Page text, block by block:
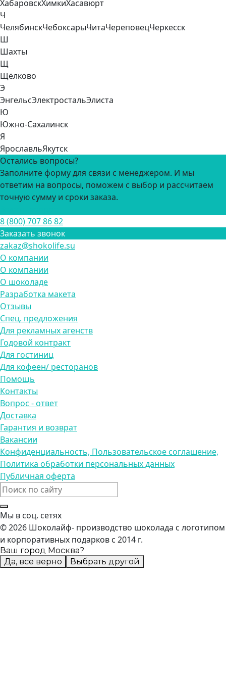
ХабаровскХимкиХасавюрт
Ч
ЧелябинскЧебоксарыЧитаЧереповецЧеркесск
Ш
Шахты
Щ
Щёлково
Э
ЭнгельсЭлектростальЭлиста
Ю
Южно-Сахалинск
Я
ЯрославльЯкутск
Остались вопросы?
Заполните форму для связи с менеджером. И мы
ответим на вопросы, поможем с выбор и рассчитаем
точную сумму и сроки заказа.
8 (800) 707 86 82
Заказать звонок
zakaz@shokolife.su
О компании
О компании
О шоколаде
Разработка макета
Отзывы
Спец. предложения
Для рекламных агенств
Годовой контракт
Для гостиниц
Для кофеен/ ресторанов
Помощь
Контакты
Вопрос - ответ
Доставка
Гарантия и возврат
Вакансии
Конфиденциальность, Пользовательское соглашение,
Политика обработки персональных данных
Публичная оферта
Мы в соц. сетях
© 2026 Шоколайф- производство шоколада с логотипом
и корпоративных подарков с 2014 г.